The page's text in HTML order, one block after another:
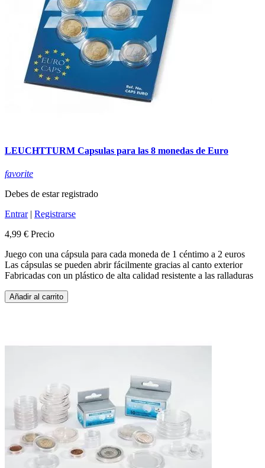
LEUCHTTURM Capsulas para las 8 monedas de Euro
favorite
Debes de estar registrado
Entrar| Registrarse
4,99 € Precio
Juego con una cápsula para cada moneda de 1 céntimo a 2 euros
Las cápsulas se pueden abrir fácilmente gracias al canto exterior
Fabricadas con un plástico de alta calidad resistente a las ralladuras
Añadir al carrito